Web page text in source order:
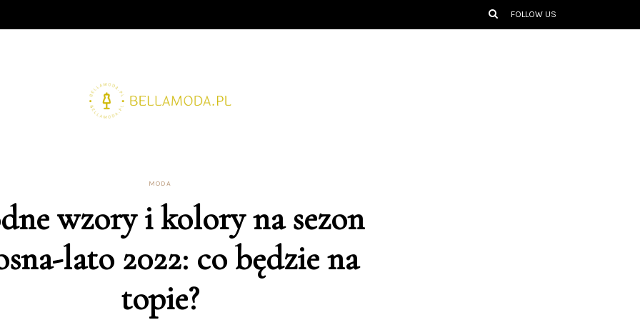
FOLLOW US
MODA
wzory i kolory na sezon
lato 2022: co będzie na
topie?